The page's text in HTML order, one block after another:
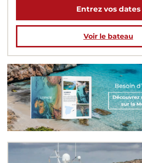
Entrez vos dates
Voir le bateau